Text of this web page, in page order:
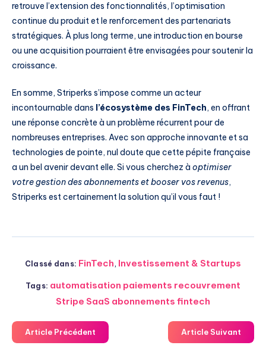
retrouve l’extension des fonctionnalités, l’optimisation
continue du produit et le renforcement des partenariats
stratégiques. À plus long terme, une introduction en bourse
ou une acquisition pourraient être envisagées pour soutenir la
croissance.
En somme, Striperks s’impose comme un acteur
incontournable dans l’écosystème des FinTech, en offrant
une réponse concrète à un problème récurrent pour de
nombreuses entreprises. Avec son approche innovante et sa
technologies de pointe, nul doute que cette pépite française
a un bel avenir devant elle. Si vous cherchez à optimiser
votre gestion des abonnements et booser vos revenus,
Striperks est certainement la solution qu’il vous faut !
Classé dans: FinTech, Investissement & Startups
Tags: automatisation paiements recouvrement
Stripe SaaS abonnements fintech
Article Précédent Article Suivant